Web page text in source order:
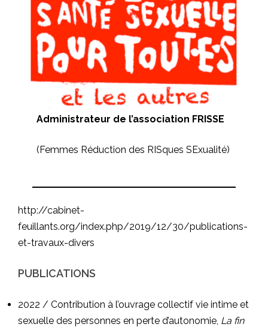
Administrateur de l’association FRISSE
(Femmes Réduction des RISques SExualité)
http://cabinet-
feuillants.org/index.php/2019/12/30/publications-
et-travaux-divers
PUBLICATIONS
2022 / Contribution à l’ouvrage collectif vie intime et
sexuelle des personnes en perte d’autonomie, La fin